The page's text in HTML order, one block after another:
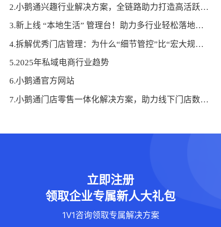
2.小鹅通兴趣行业解决方案，全链路助力打造高活跃用户生态！
3.新上线 “本地生活” 管理台！助力多行业轻松落地门店运营，激活线下增长新曲线！
4.拆解优秀门店管理：为什么“细节管控”比“宏大规划”更能留住顾客？
5.2025年私域电商行业趋势
6.小鹅通官方网站
7.小鹅通门店零售一体化解决方案，助力线下门店数字化转型！
立即注册
领取企业专属新人大礼包
1V1咨询领取专属解决方案